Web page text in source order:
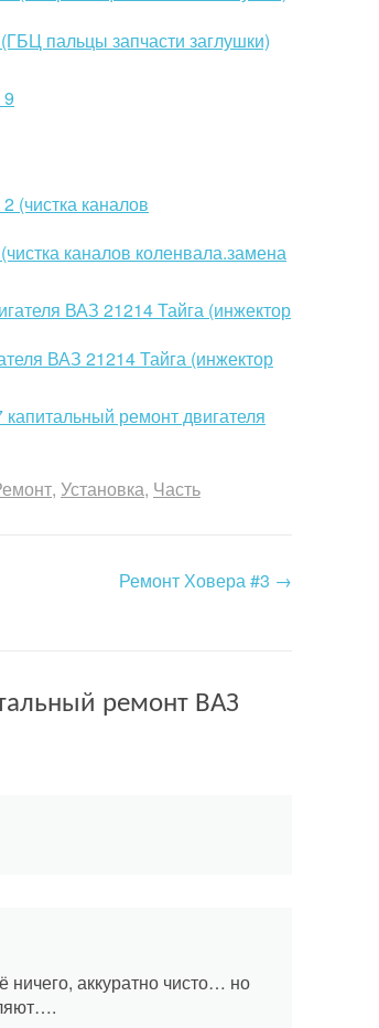
пальцы запчасти заглушки)
каналов коленвала.замена
ВАЗ 21214 Тайга (инжектор
капитальный ремонт двигателя
Установка Часть
Ремонт Ховера #3 →
ремонт ВАЗ
аккуратно чисто… но